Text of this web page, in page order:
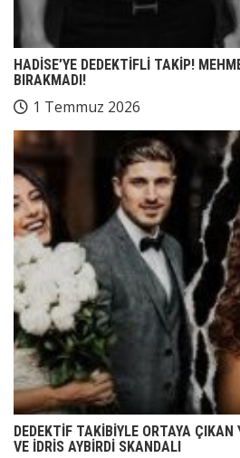
HADİSE’YE DEDEKTİFLİ TAKİP!
BIRAKMADI!
1 Temmuz 2026
DEDEKTİF TAKİBİYLE ORTAYA ÇIKAN
VE İDRİS AYBİRDİ SKANDALI